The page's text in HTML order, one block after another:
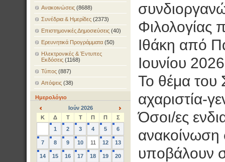
Ανακοινώσεις (8688)
Συνέδρια & Ημερίδες (2373)
Επιστημονικές Δημοσιεύσεις (40)
Ερευνητικά Προγράμματα (50)
Ηλεκτρονικές & Έντυπες
Εκδόσεις (1168)
Τύπος (887)
Απόψεις (38)
Ημερολόγιο
<
Ιούν 2026
>
Κ Δ Τ Τ Π Π
Σ
1
2 3 4 5 6
7 8 9 10 11 12 13
14 15 16 17 18 19 20
Φιλολογίας
Ιθάκη από
Ιουνίου
Το θέμα του
αχαριστία-
Όσοι/ες
ανακοίνωση
υποβάλουν